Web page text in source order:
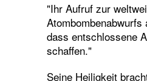
"Ihr Aufruf zur
dass entschlossene
schaffen."
Seine Heiligkeit